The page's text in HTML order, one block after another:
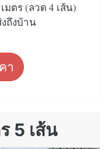
มตร (ลวด 4 เส้น)
ถึงบ้าน
า
5 เส้น